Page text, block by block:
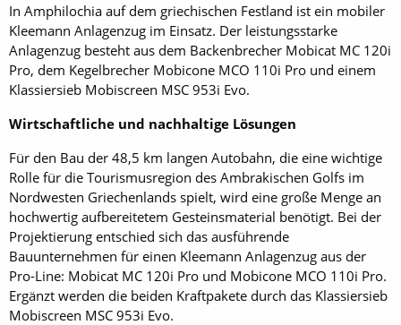
In Amphilochia auf dem griechischen Festland ist ein mobiler
Kleemann Anlagenzug im Einsatz. Der leistungsstarke
Anlagenzug besteht aus dem Backenbrecher Mobicat MC 120i
Pro, dem Kegelbrecher Mobicone MCO 110i Pro und einem
Klassiersieb Mobiscreen MSC 953i Evo.
Wirtschaftliche und nachhaltige Lösungen
Für den Bau der 48,5 km langen Autobahn, die eine wichtige
Rolle für die Tourismusregion des Ambrakischen Golfs im
Nordwesten Griechenlands spielt, wird eine große Menge an
hochwertig aufbereitetem Gesteinsmaterial benötigt. Bei der
Projektierung entschied sich das ausführende
Bauunternehmen für einen Kleemann Anlagenzug aus der
Pro-Line: Mobicat MC 120i Pro und Mobicone MCO 110i Pro.
Ergänzt werden die beiden Kraftpakete durch das Klassiersieb
Mobiscreen MSC 953i Evo.